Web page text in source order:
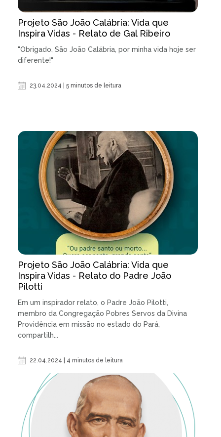
Projeto São João Calábria: Vida que
Inspira Vidas - Relato de Gal Ribeiro
"Obrigado, São João Calábria, por minha vida hoje ser
diferente!"
23.04.2024 | 5 minutos de leitura
Projeto São João Calábria: Vida que
Inspira Vidas - Relato do Padre João
Pilotti
Em um inspirador relato, o Padre João Pilotti,
membro da Congregação Pobres Servos da Divina
Providência em missão no estado do Pará,
compartilh...
22.04.2024 | 4 minutos de leitura